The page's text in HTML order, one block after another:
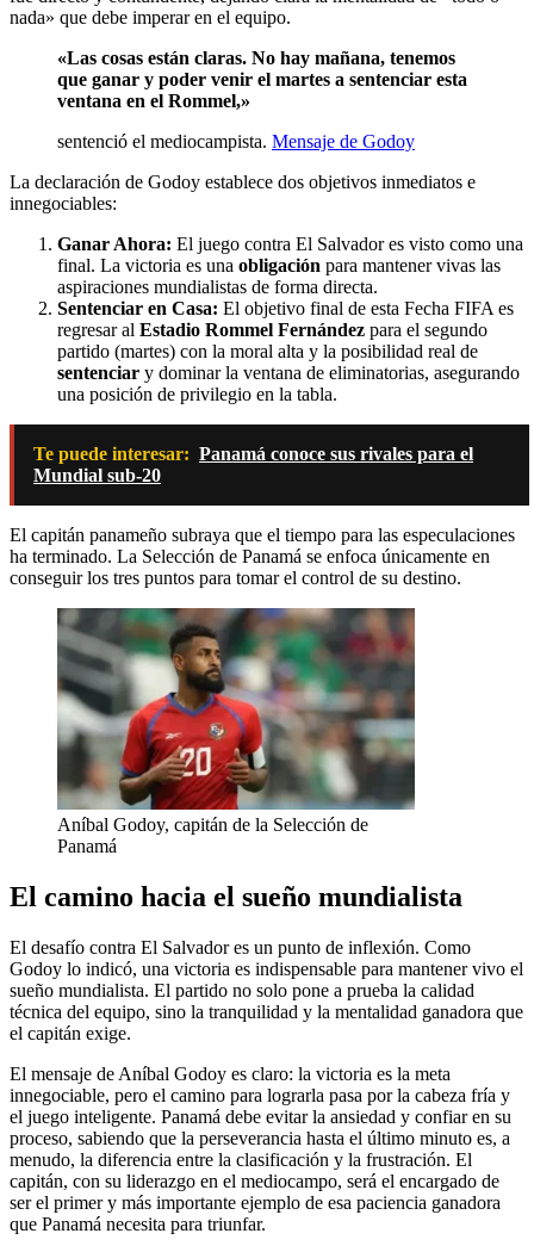
nada» que debe imperar en el equipo.
«Las cosas están claras. No hay mañana, tenemos
que ganar y poder venir el martes a sentenciar esta
ventana en el Rommel,»
sentenció el mediocampista. Mensaje de Godoy
La declaración de Godoy establece dos objetivos inmediatos e
innegociables:
Ganar Ahora: El juego contra El Salvador es visto como una
final. La victoria es una obligación para mantener vivas las
aspiraciones mundialistas de forma directa.
Sentenciar en Casa: El objetivo final de esta Fecha FIFA es
regresar al Estadio Rommel Fernández para el segundo
partido (martes) con la moral alta y la posibilidad real de
sentenciar y dominar la ventana de eliminatorias, asegurando
una posición de privilegio en la tabla.
Te puede interesar: Panamá conoce sus rivales para el
Mundial sub-20
El capitán panameño subraya que el tiempo para las especulaciones
ha terminado. La Selección de Panamá se enfoca únicamente en
conseguir los tres puntos para tomar el control de su destino.
Aníbal Godoy, capitán de la Selección de
Panamá
El camino hacia el sueño mundialista
El desafío contra El Salvador es un punto de inflexión. Como
Godoy lo indicó, una victoria es indispensable para mantener vivo el
sueño mundialista. El partido no solo pone a prueba la calidad
técnica del equipo, sino la tranquilidad y la mentalidad ganadora que
el capitán exige.
El mensaje de Aníbal Godoy es claro: la victoria es la meta
innegociable, pero el camino para lograrla pasa por la cabeza fría y
el juego inteligente. Panamá debe evitar la ansiedad y confiar en su
proceso, sabiendo que la perseverancia hasta el último minuto es, a
menudo, la diferencia entre la clasificación y la frustración. El
capitán, con su liderazgo en el mediocampo, será el encargado de
ser el primer y más importante ejemplo de esa paciencia ganadora
que Panamá necesita para triunfar.